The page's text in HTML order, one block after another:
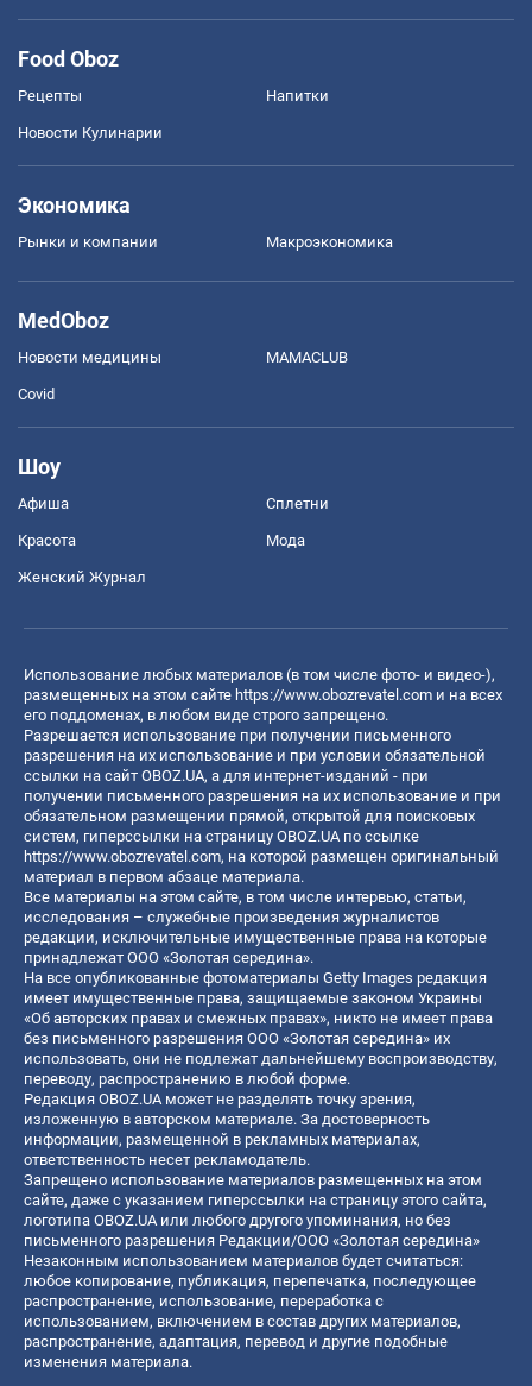
Food Oboz
Рецепты Напитки
Новости Кулинарии
Экономика
Рынки и компании Mакроэкономика
MedOboz
Новости медицины MAMACLUB
Covid
Шоу
Афиша Сплетни
Красота Мода
Женский Журнал
Использование любых материалов (в том числе фото- и видео-),
размещенных на этом сайте https://www.obozrevatel.com и на всех
его поддоменах, в любом виде строго запрещено.
Разрешается использование при получении письменного
разрешения на их использование и при условии обязательной
ссылки на сайт OBOZ.UA, а для интернет-изданий - при
получении письменного разрешения на их использование и при
обязательном размещении прямой, открытой для поисковых
систем, гиперссылки на страницу OBOZ.UA по ссылке
https://www.obozrevatel.com, на которой размещен оригинальный
материал в первом абзаце материала.
Все материалы на этом сайте, в том числе интервью, статьи,
исследования – служебные произведения журналистов
редакции, исключительные имущественные права на которые
принадлежат ООО «Золотая середина».
На все опубликованные фотоматериалы Getty Images редакция
имеет имущественные права, защищаемые законом Украины
«Об авторских правах и смежных правах», никто не имеет права
без письменного разрешения ООО «Золотая середина» их
использовать, они не подлежат дальнейшему воспроизводству,
переводу, распространению в любой форме.
Редакция OBOZ.UA может не разделять точку зрения,
изложенную в авторском материале. За достоверность
информации, размещенной в рекламных материалах,
ответственность несет рекламодатель.
Запрещено использование материалов размещенных на этом
сайте, даже с указанием гиперссылки на страницу этого сайта,
логотипа OBOZ.UA или любого другого упоминания, но без
письменного разрешения Редакции/ООО «Золотая середина»
Незаконным использованием материалов будет считаться:
любое копирование, публикация, перепечатка, последующее
распространение, использование, переработка с
использованием, включением в состав других материалов,
распространение, адаптация, перевод и другие подобные
изменения материала.